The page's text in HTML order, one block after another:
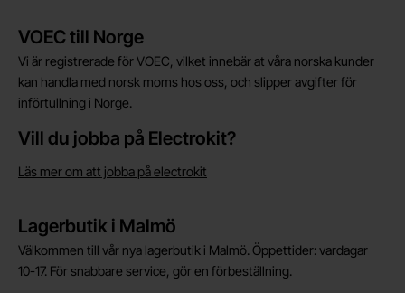
Kort allmän information
VOEC till Norge
Vi är registrerade för VOEC, vilket innebär at våra norska kunder
kan handla med norsk moms hos oss, och slipper avgifter för
införtullning i Norge.
Vill du jobba på Electrokit?
Läs mer om att jobba på electrokit
Lagerbutik i Malmö
Välkommen till vår nya lagerbutik i Malmö. Öppettider: vardagar
10-17. För snabbare service, gör en förbeställning.